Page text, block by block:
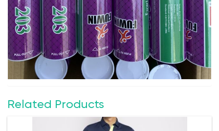
Related Products